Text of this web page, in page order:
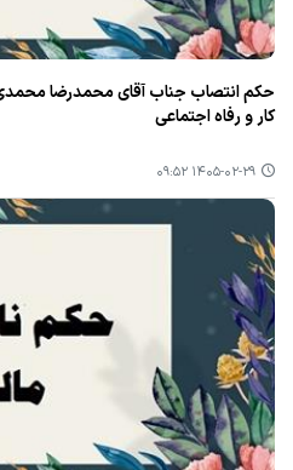
حکم انتصاب جناب آقای محمدرضا محمدی
کار و رفاه اجتماعی
۱۴۰۵-۰۲-۲۹ ۰۹:۵۲